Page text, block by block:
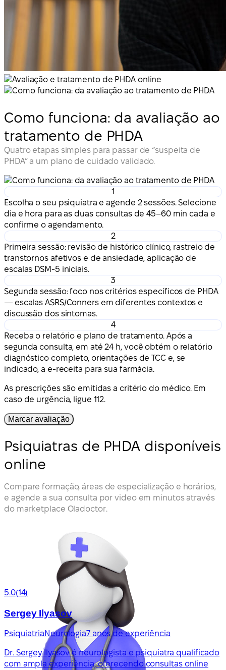
Como funciona: da avaliação ao
tratamento de PHDA
Quatro etapas simples para passar de “suspeita de
PHDA” a um plano de cuidado validado.
1
Escolha o seu psiquiatra e agende 2 sessões. Selecione
dia e hora para as duas consultas de 45–60 min cada e
confirme o agendamento.
2
Primeira sessão: revisão de histórico clínico, rastreio de
transtornos afetivos e de ansiedade, aplicação de
escalas DSM-5 iniciais.
3
Segunda sessão: foco nos critérios específicos de PHDA
— escalas ASRS/Conners em diferentes contextos e
discussão dos sintomas.
4
Receba o relatório e plano de tratamento. Após a
segunda consulta, em até 24 h, você obtém o relatório
diagnóstico completo, orientações de TCC e, se
indicado, a e-receita para sua farmácia.
As prescrições são emitidas a critério do médico. Em
caso de urgência, ligue 112.
Marcar avaliação
Psiquiatras de PHDA disponíveis
online
Compare formação, áreas de especialização e horários,
e agende a sua consulta por video em minutos através
do marketplace Oladoctor.
5.0(14)
Sergey Ilyasov
PsiquiatriaNeurologia7 anos de experiência
Dr. Sergey Ilyasov é neurologista e psiquiatra qualificado
com ampla experiência, oferecendo consultas online